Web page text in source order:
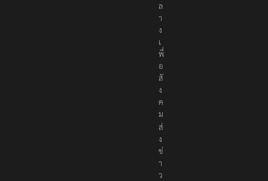
ล
า
ง
เ
พื่
อ
สั
ง
ค
ม
ส่
ง
ข่
า
ว